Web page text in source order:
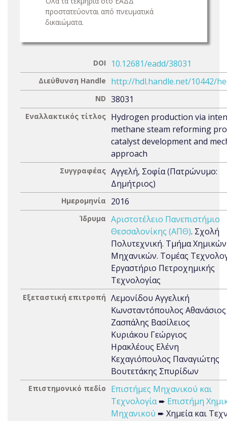
προστατεύονται από πνευματικά
δικαιώματα.
DOI 10.12681/eadd/38031
Διεύθυνση Handle http://hdl.handle.net/10442/
ND 38031
Εναλλακτικός τίτλος Hydrogen production via
methane steam reforming
catalyst development and
approach
Συγγραφέας Αγγελή, Σοφία (Πατρώνυμο:
Δημήτριος)
Ημερομηνία 2016
Ίδρυμα Αριστοτέλειο Πανεπιστήμιο
Θεσσαλονίκης (ΑΠΘ). Σχολή
Πολυτεχνική. Τμήμα Χημικών
Μηχανικών. Τομέας
Εργαστήριο Πετροχημικής
Τεχνολογίας
Εξεταστική επιτροπή Λεμονίδου Αγγελική
Κωνσταντόπουλος Αθανάσιος
Ζασπάλης Βασίλειος
Κυριάκου Γεώργιος
Ηρακλέους Ελένη
Κεχαγιόπουλος Παναγιώτης
Βουτετάκης Σπυρίδων
Επιστημονικό πεδίο
Επιστήμες Μηχανικού και
Τεχνολογία➨ Επιστήμη
Μηχανικού ➨ Χημεία και